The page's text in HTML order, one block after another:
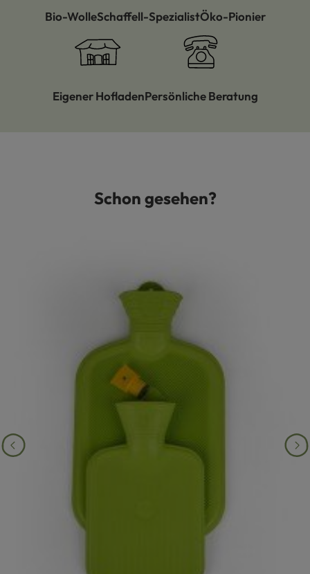
Bio-WolleSchaffell-SpezialistÖko-Pionier
Eigener HofladenPersönliche Beratung
Produktgalerie überspringenSchon gesehen?